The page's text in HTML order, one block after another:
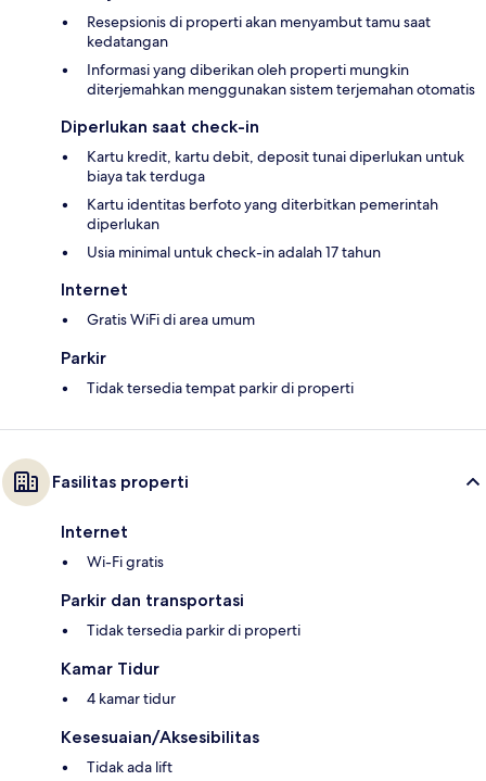
Resepsionis di properti akan menyambut tamu saat
kedatangan
Informasi yang diberikan oleh properti mungkin
diterjemahkan menggunakan sistem terjemahan otomatis
Diperlukan saat check-in
Kartu kredit, kartu debit, deposit tunai diperlukan untuk
biaya tak terduga
Kartu identitas berfoto yang diterbitkan pemerintah
diperlukan
Usia minimal untuk check-in adalah 17 tahun
Internet
Gratis WiFi di area umum
Parkir
Tidak tersedia tempat parkir di properti
Fasilitas properti
Internet
Wi-Fi gratis
Parkir dan transportasi
Tidak tersedia parkir di properti
Kamar Tidur
4 kamar tidur
Kesesuaian/Aksesibilitas
Tidak ada lift